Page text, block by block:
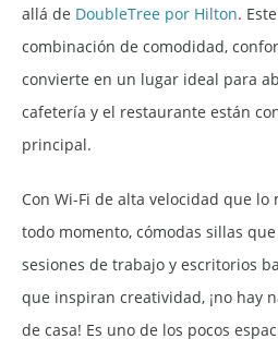
allá de DoubleTree por Hilton.
combinación de comodidad,
convierte en un lugar ideal para
cafetería y el restaurante están
principal.
Con Wi-Fi de alta velocidad que
todo momento, cómodas sillas
sesiones de trabajo y escritorios
que inspiran creatividad, ¡no hay
de casa! Es uno de los pocos